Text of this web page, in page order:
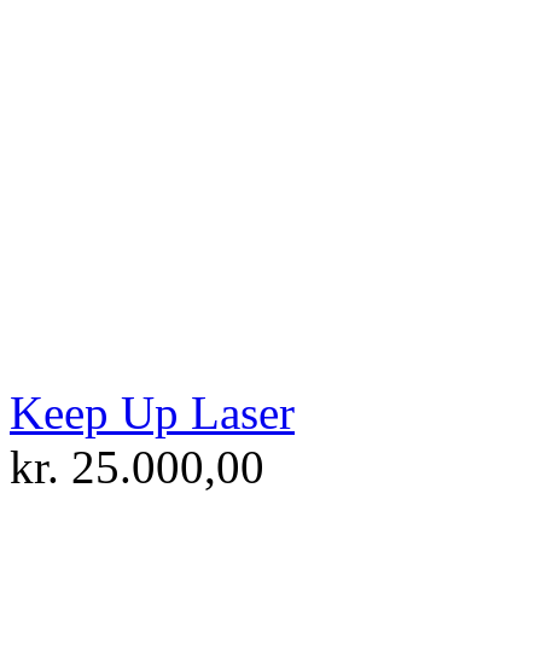
Keep Up Laser
kr. 25.000,00